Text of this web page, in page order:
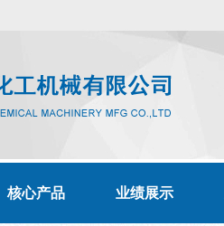
核心产品 业绩展示